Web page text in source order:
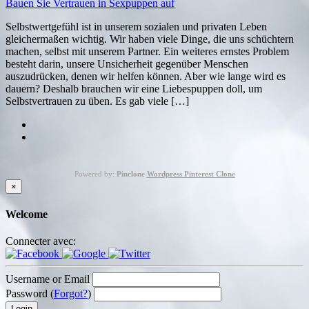
Bauen Sie Vertrauen in Sexpuppen auf
Selbstwertgefühl ist in unserem sozialen und privaten Leben
gleichermaßen wichtig. Wir haben viele Dinge, die uns schüchtern
machen, selbst mit unserem Partner. Ein weiteres ernstes Problem
besteht darin, unsere Unsicherheit gegenüber Menschen
auszudrücken, denen wir helfen können. Aber wie lange wird es
dauern? Deshalb brauchen wir eine Liebespuppen doll, um
Selbstvertrauen zu üben. Es gab viele […]
Powered by: Pinclone Wordpress Pinterest Clone
×
Welcome
Connecter avec:
Username or Email
Password (Forgot?)